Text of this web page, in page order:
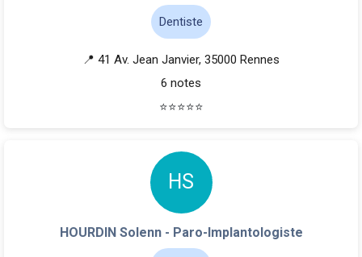
Dentiste
📍 41 Av. Jean Janvier, 35000 Rennes
6 notes
⭐⭐⭐⭐⭐
HS
HOURDIN Solenn - Paro-Implantologiste